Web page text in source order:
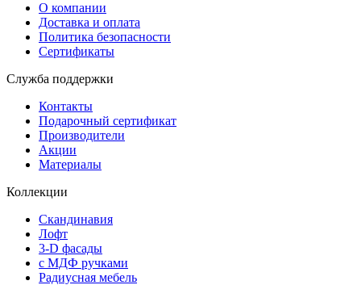
О компании
Доставка и оплата
Политика безопасности
Сертификаты
Служба поддержки
Контакты
Подарочный сертификат
Производители
Акции
Материалы
Коллекции
Скандинавия
Лофт
3-D фасады
с МДФ ручками
Радиусная мебель